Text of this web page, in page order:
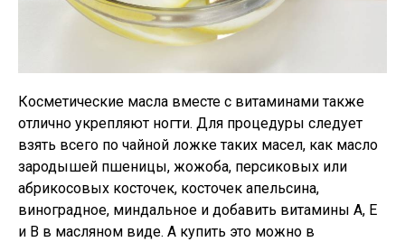
Косметические масла вместе с витаминами также
отлично укрепляют ногти. Для процедуры следует
взять всего по чайной ложке таких масел, как масло
зародышей пшеницы, жожоба, персиковых или
абрикосовых косточек, косточек апельсина,
виноградное, миндальное и добавить витамины А, Е
и В в масляном виде. А купить это можно в